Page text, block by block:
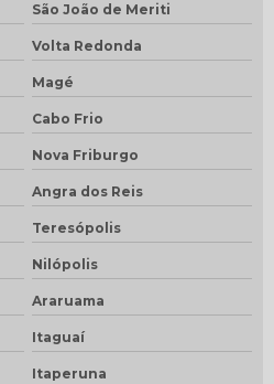
São João de Meriti
Volta Redonda
Magé
Cabo Frio
Nova Friburgo
Angra dos Reis
Teresópolis
Nilópolis
Araruama
Itaguaí
Itaperuna